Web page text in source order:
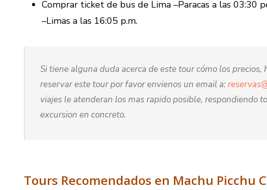
Comprar ticket de bus de Lima –Paracas a las 03:30
–Limas a las 16:05 p.m.
Si tiene alguna duda acerca de este tour cómo los
reservar este tour por favor envienos un email a:
viajes le atenderan los mas rapido posible, respondiendo
excursion en concreto.
Tours Recomendados en Machu Picchu